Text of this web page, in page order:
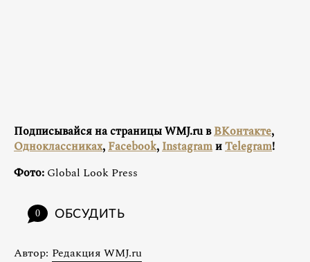
Подписывайся на страницы WMJ.ru вВКонтакте,
Одноклассниках, Facebook, InstagramиTelegram!
Фото: Global Look Press
0 ОБСУДИТЬ
Автор: Редакция WMJ.ru